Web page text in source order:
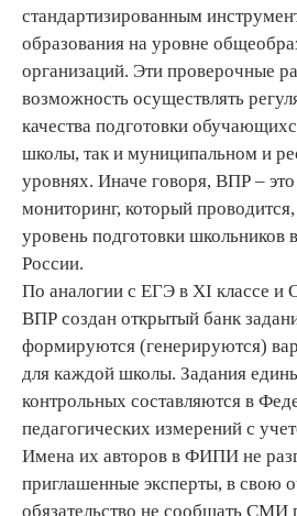
стандартизированным
образования на уровне
организаций. Эти проверочные
возможность осуществлять
качества подготовки
школы, так и муниципальном и
уровнях. Иначе говоря, ВПР – это
мониторинг, который
уровень подготовки школьников
России.
По аналогии с ЕГЭ в XI классе и
ВПР создан открытый банк
формируются (генерируются)
для каждой школы. Задания
контрольных составляются в
педагогических измерений с
Имена их авторов в ФИПИ не
приглашенные эксперты, в свою
обязательство не сообщать СМИ